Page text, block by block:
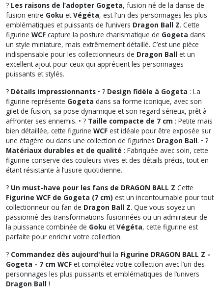
? Les raisons de l’adopter Gogeta, fusion né de la danse de
fusion entre Goku etVégéta, est l'un des personnages les plus
emblématiques et puissants de l’univers Dragon Ball Z. Cette
figurine WCF capture la posture charismatique de Gogeta dans
un style miniature, mais extrêmement détaillé. C’est une pièce
indispensable pour les collectionneurs de Dragon Ball et un
excellent ajout pour ceux qui apprécient les personnages
puissants et stylés.
? Détails impressionnants • ? Design fidèle à Gogeta : La
figurine représente Gogeta dans sa forme iconique, avec son
gilet de fusion, sa pose dynamique et son regard sérieux, prêt à
affronter ses ennemis. • ? Taille compacte de 7 cm : Petite mais
bien détaillée, cette figurine WCF est idéale pour être exposée sur
une étagère ou dans une collection de figurines Dragon Ball. • ?️
Matériaux durables et de qualité : Fabriquée avec soin, cette
figurine conserve des couleurs vives et des détails précis, tout en
étant résistante à l’usure quotidienne.
? Un must-have pour les fans de DRAGON BALL Z Cette
Figurine WCF de Gogeta (7 cm) est un incontournable pour tout
collectionneur ou fan de Dragon Ball Z. Que vous soyez un
passionné des transformations fusionnées ou un admirateur de
la puissance combinée de Goku etVégéta, cette figurine est
parfaite pour enrichir votre collection.
? Commandez dès aujourd'hui la Figurine DRAGON BALL Z -
Gogeta - 7 cm WCF et complétez votre collection avec l’un des
personnages les plus puissants et emblématiques de l’univers
Dragon Ball !